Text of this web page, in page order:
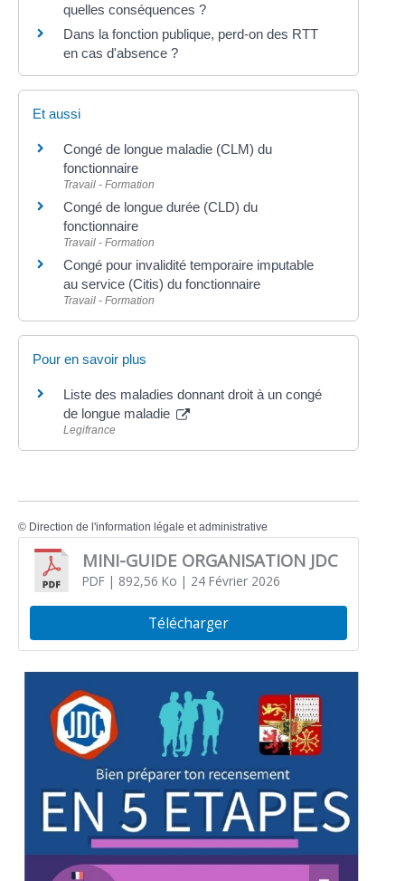
quelles conséquences ?
Dans la fonction publique, perd-on des RTT
en cas d'absence ?
Et aussi
Congé de longue maladie (CLM) du
fonctionnaire
Travail - Formation
Congé de longue durée (CLD) du
fonctionnaire
Travail - Formation
Congé pour invalidité temporaire imputable
au service (Citis) du fonctionnaire
Travail - Formation
Pour en savoir plus
Liste des maladies donnant droit à un congé
de longue maladie
Legifrance
© Direction de l'information légale et administrative
MINI-GUIDE ORGANISATION JDC
PDF| 892,56 Ko | 24 Février 2026
Télécharger